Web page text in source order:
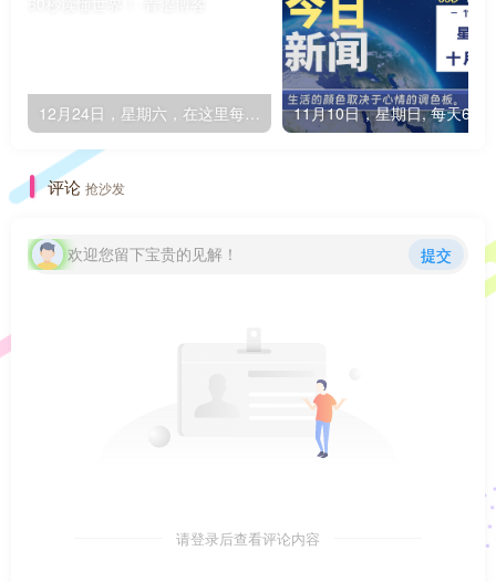
评论 抢沙发
欢迎您留下宝贵的见解！ 提交
请登录后查看评论内容